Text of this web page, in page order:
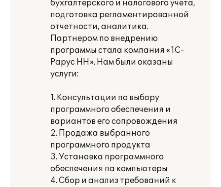
бухгалтерского и налогового учета,
подготовка регламентированной
отчетности, аналитика.
Партнером по внедрению
программы стала компания «1С-
Рарус НН». Нам были оказаны
услуги:
1. Консультации по выбору
программного обеспечения и
вариантов его сопровождения
2. Продажа выбранного
программного продукта
3. Установка программного
обеспечения па компьютеры
4. Сбор и анализ требований к